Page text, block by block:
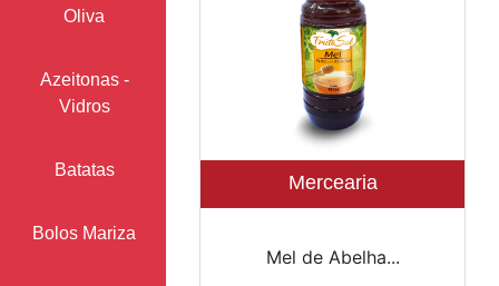
Oliva
Azeitonas -
Vidros
Batatas
Bolos Mariza
Mercearia
Mel de Abelha...